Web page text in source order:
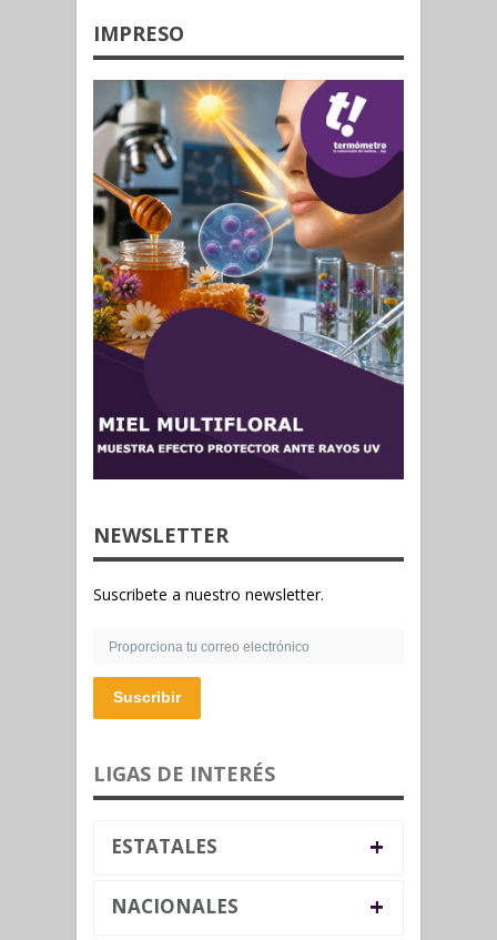
IMPRESO
NEWSLETTER
Suscribete a nuestro newsletter.
Suscribir
LIGAS DE INTERÉS
ESTATALES +
NACIONALES +